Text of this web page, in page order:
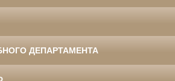
ДЕПАРТАМЕНТА